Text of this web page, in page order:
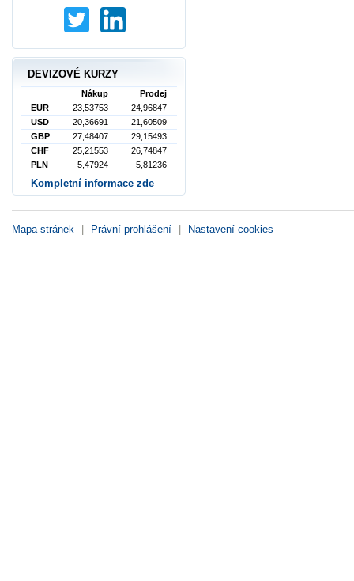
DEVIZOVÉ KURZY
Nákup
Prodej
EUR
23,53753
24,96847
USD
20,36691
21,60509
GBP
27,48407
29,15493
CHF
25,21553
26,74847
PLN
5,47924 5,81236
Kompletní informace zde
Mapa stránek Právní prohlášení Nastavení cookies